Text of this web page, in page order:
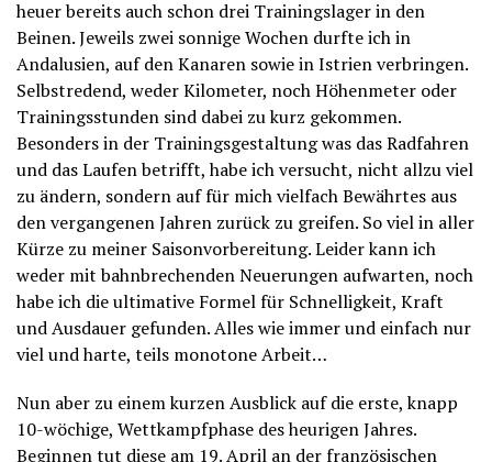
heuer bereits auch schon drei Trainingslager in den
Beinen. Jeweils zwei sonnige Wochen durfte ich in
Andalusien, auf den Kanaren sowie in Istrien verbringen.
Selbstredend, weder Kilometer, noch Höhenmeter oder
Trainingsstunden sind dabei zu kurz gekommen.
Besonders in der Trainingsgestaltung was das Radfahren
und das Laufen betrifft, habe ich versucht, nicht allzu viel
zu ändern, sondern auf für mich vielfach Bewährtes aus
den vergangenen Jahren zurück zu greifen. So viel in aller
Kürze zu meiner Saisonvorbereitung. Leider kann ich
weder mit bahnbrechenden Neuerungen aufwarten, noch
habe ich die ultimative Formel für Schnelligkeit, Kraft
und Ausdauer gefunden. Alles wie immer und einfach nur
viel und harte, teils monotone Arbeit…
Nun aber zu einem kurzen Ausblick auf die erste, knapp
10-wöchige, Wettkampfphase des heurigen Jahres.
Beginnen tut diese am 19. April an der französischen